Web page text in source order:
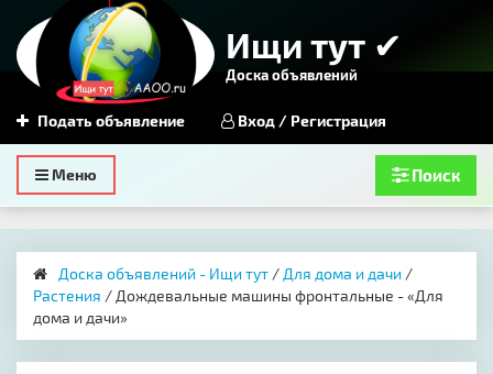
Ищи тут ✔
Доска объявлений
Подать объявление Вход / Регистрация
Toggle
navigation
Меню Поиск
Доска объявлений - Ищи тут / Для дома и дачи /
Растения / Дождевальные машины фронтальные - «Для
дома и дачи»